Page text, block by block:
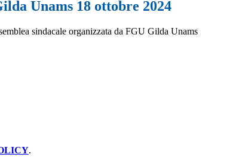
Unams 18 ottobre 2024
sindacale organizzata da FGU Gilda Unams
.